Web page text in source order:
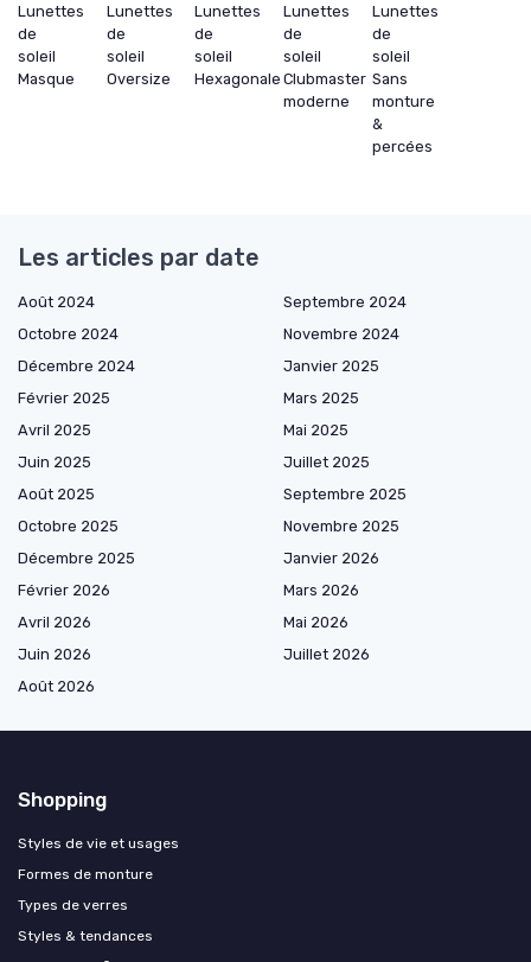
Lunettes
de
soleil
Masque
Lunettes
de
soleil
Oversize
Lunettes
de
soleil
Hexagonale
Lunettes
de
soleil
Clubmaster
moderne
Lunettes
de
soleil
Sans
monture
&
percées
Les articles par date
Août 2024
Septembre 2024
Octobre 2024
Novembre 2024
Décembre 2024
Janvier 2025
Février 2025
Mars 2025
Avril 2025
Mai 2025
Juin 2025
Juillet 2025
Août 2025
Septembre 2025
Octobre 2025
Novembre 2025
Décembre 2025
Janvier 2026
Février 2026
Mars 2026
Avril 2026
Mai 2026
Juin 2026
Juillet 2026
Août 2026
Shopping
Styles de vie et usages
Formes de monture
Types de verres
Styles & tendances